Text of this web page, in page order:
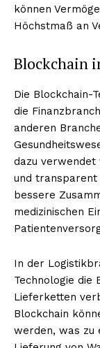
können
Höchstmaß an
Blockchain
Die Blockchain-
die
anderen
dazu verwendet
und transparent
bessere
medizinischen
In der
Technologie die
Lieferketten
Blockchain
werden, was zu